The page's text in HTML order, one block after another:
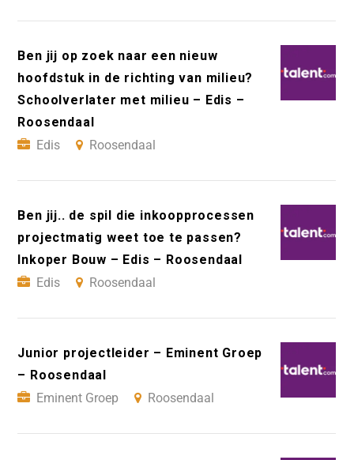
Ben jij op zoek naar een nieuw
hoofdstuk in de richting van milieu?
Schoolverlater met milieu – Edis –
Roosendaal
Edis
Roosendaal
Ben jij.. de spil die inkoopprocessen
projectmatig weet toe te passen?
Inkoper Bouw – Edis – Roosendaal
Edis
Roosendaal
Junior projectleider – Eminent Groep
– Roosendaal
Eminent Groep
Roosendaal